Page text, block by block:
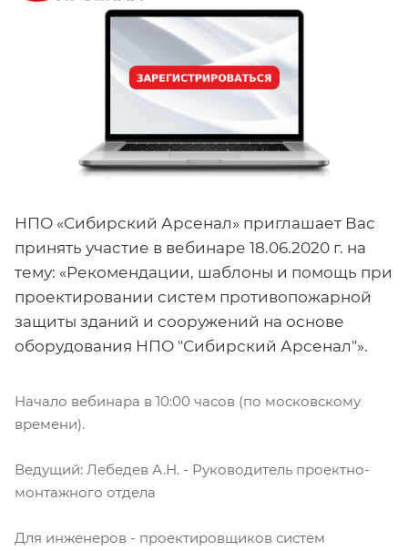
НПО «Сибирский Арсенал» приглашает Вас
принять участие в вебинаре 18.06.2020 г. на
тему: «Рекомендации, шаблоны и помощь при
проектировании систем противопожарной
защиты зданий и сооружений на основе
оборудования НПО "Сибирский Арсенал"».
Начало вебинара в 10:00 часов (по московскому
времени).
Ведущий: Лебедев А.Н. - Руководитель проектно-
монтажного отдела
Для инженеров - проектировщиков систем